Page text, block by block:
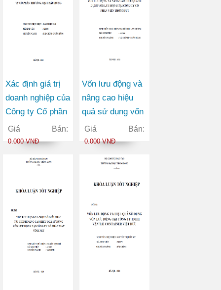
Xác định giá trị
doanh nghiệp của
Công ty Cổ phần
Thương mại
Châu Hưng
Giá Bán:
0.000 VNĐ
Vốn lưu động và
nâng cao hiệu
quả sử dụng vốn
lưu động tại Công
ty Cổ phần Viễn
Giá Bán:
0.000 VNĐ